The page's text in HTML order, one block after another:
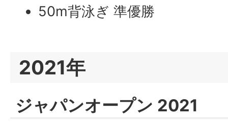
50m背泳ぎ 準優勝
2021年
ジャパンオープン 2021